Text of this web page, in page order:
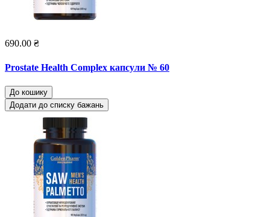
690.00 ₴
Prostate Health Complex капсули № 60
До кошику
Додати до списку бажань